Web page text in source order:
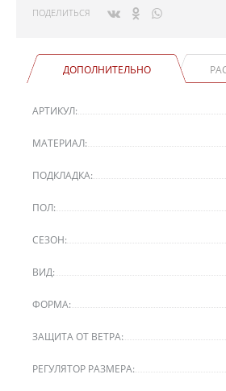
ПОДЕЛИТЬСЯ
ДОПОЛНИТЕЛЬНО
АРТИКУЛ:
МАТЕРИАЛ:
ПОДКЛАДКА:
ПОЛ:
СЕЗОН:
ВИД:
ФОРМА:
ЗАЩИТА ОТ ВЕТРА:
РЕГУЛЯТОР РАЗМЕРА: